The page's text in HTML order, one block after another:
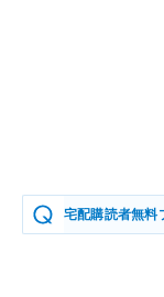
宅配購読者無料